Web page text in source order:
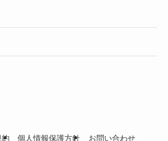
個人情報保護方針 お問い合わせ